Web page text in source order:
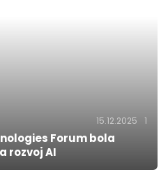
15.12.2025 1
Forum bola
rozvoj AI